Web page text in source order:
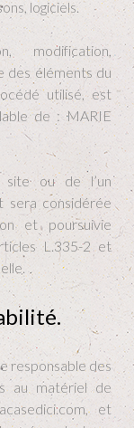
logiciels.
modification,
des éléments du
utilisé, est
de : MARIE
site ou de l’un
sera considérée
et poursuivie
L.335-2 et
responsable des
au matériel de
et